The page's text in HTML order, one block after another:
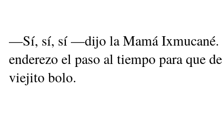
—Sí, sí, sí —dijo la Mamá Ixmucané.
enderezo el paso al tiempo para que
viejito bolo.